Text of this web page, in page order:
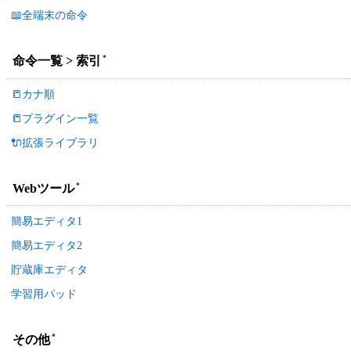
📖全端末の命令
命令一覧 > 索引 *
📒カナ順
📒プラグイン一覧
🔌拡張ライブラリ
Webツール *
簡易エディタ1
簡易エディタ2
貯蔵庫エディタ
学習用パッド
その他 *